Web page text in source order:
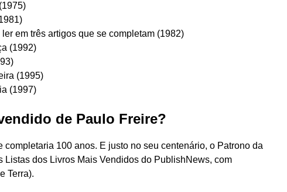
em três artigos que se completam (1982)
(1992)
(1995)
(1997)
de Paulo Freire?
completaria 100 anos. E justo no seu centenário, o Patrono da
Listas dos Livros Mais Vendidos do PublishNews, com
Terra).